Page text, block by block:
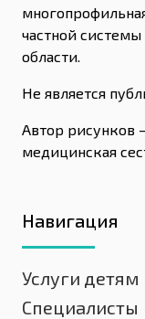
частной
области.
Не является
Автор рисунков
медицинская
Навигация
Услуги детям
Специалисты